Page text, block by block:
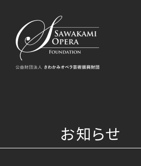
お知らせ